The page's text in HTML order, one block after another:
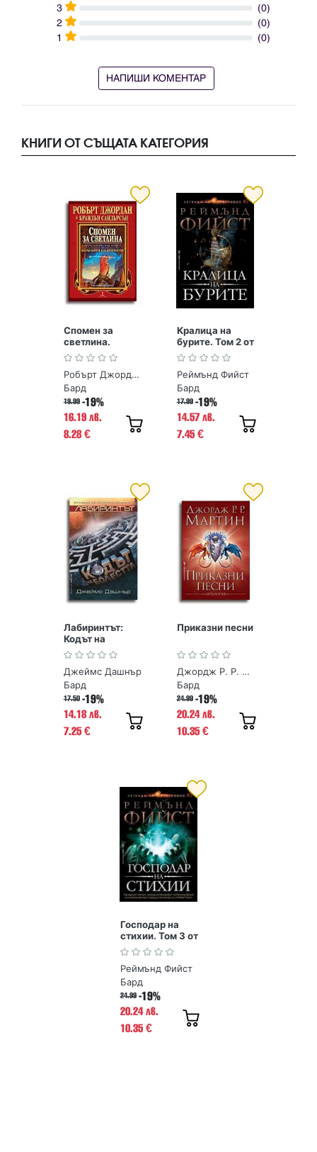
3
(0)
2
(0)
1
(0)
НАПИШИ КОМЕНТАР
КНИГИ ОТ СЪЩАТА КАТЕГОРИЯ
Спомен за
светлина.
КОЛЕЛОТО НА
ВРЕМЕТО /мека
корица/
Робърт Джордан, Брандън Сандърсън
Бард
19.99 -19%
16.19 лв.
8.28€
Кралица на
бурите. Том 2 от
Поредица
Легенда за
Огнегривия
Реймънд Фийст
Бард
17.99 -19%
14.57 лв.
7.45 €
Лабиринтът:
Кодът на
болестта
Джеймс Дашнър
Бард
17.50 -19%
14.18 лв.
7.25 €
Приказни песни
Джордж Р. Р. Мартин
Бард
24.99 -19%
20.24 лв.
10.35 €
Господар на
стихии. Том 3 от
Поредица
Легенда за
Огнегривия
Реймънд Фийст
Бард
24.99 -19%
20.24 лв.
10.35 €